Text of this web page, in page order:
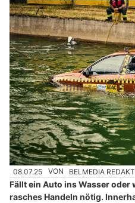
08.07.25 VON BELMEDIA
Fällt ein Auto ins Wasser
rasches Handeln nötig.